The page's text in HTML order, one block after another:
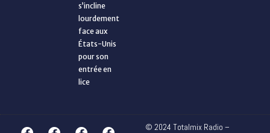
s’incline
lourdement
face aux
États-Unis
pour son
entrée en
lice
© 2024 Totalmix Radio –